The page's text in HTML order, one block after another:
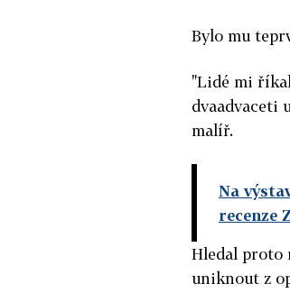
Bylo mu
"Lidé mi
dvaadvaceti
malíř.
Na
recenze
Hledal proto
uniknout z